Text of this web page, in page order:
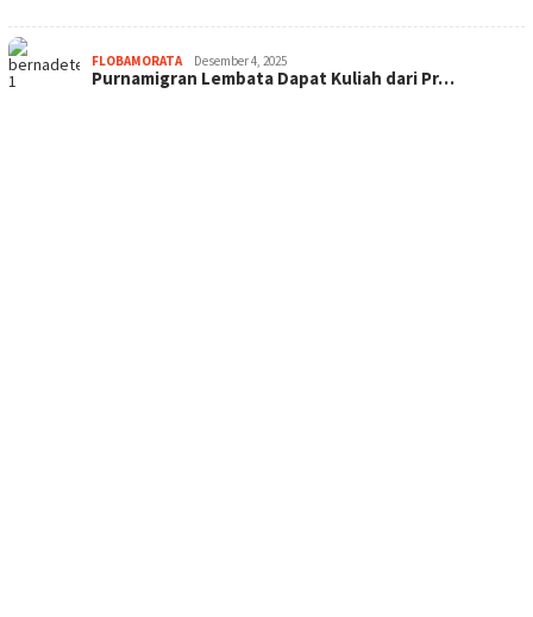
FLOBAMORATA Desember 4, 2025
Purnamigran Lembata Dapat Kuliah dari Pr…